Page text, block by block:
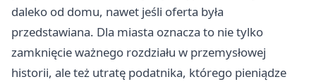
daleko od domu, nawet jeśli oferta była
przedstawiana. Dla miasta oznacza to nie tylko
zamknięcie ważnego rozdziału w przemysłowej
historii, ale też utratę podatnika, którego pieniądze